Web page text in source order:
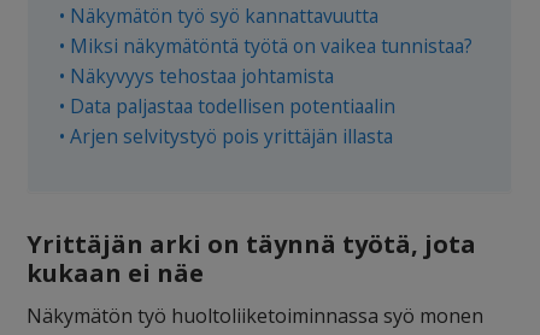
Näkymätön työ syö kannattavuutta
Miksi näkymätöntä työtä on vaikea tunnistaa?
Näkyvyys tehostaa johtamista
Data paljastaa todellisen potentiaalin
Arjen selvitystyö pois yrittäjän illasta
Yrittäjän arki on täynnä työtä, jota
kukaan ei näe
Näkymätön työ huoltoliiketoiminnassa syö monen